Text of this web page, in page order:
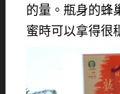
的量。瓶身的蜂
蜜時可以拿得很